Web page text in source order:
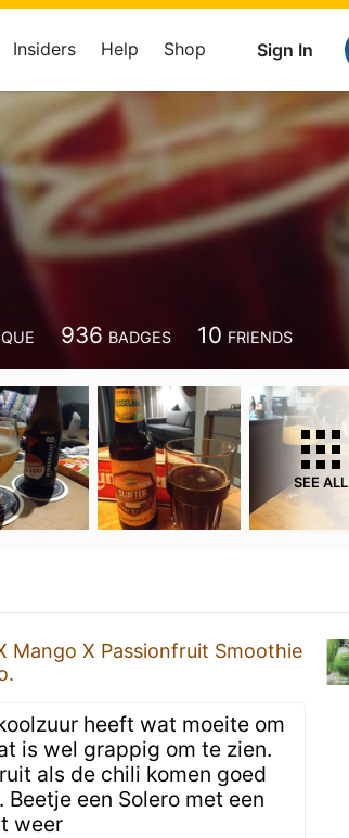
Sign In
Insiders Help Shop
936 BADGES 10 FRIENDS
SEE ALL
Mango X Passionfruit Smoothie
heeft wat moeite om
is wel grappig om te zien.
als de chili komen goed
een Solero met een
weer